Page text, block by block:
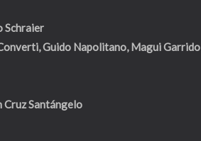
Schraier
Guido Napolitano, Magui Garrido
Cruz Santángelo